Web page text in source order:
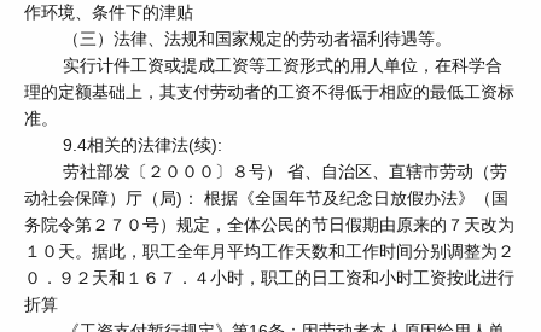
作环境、条件下的津贴
（三）法律、法规和国家规定的劳动者福利待遇等。
实行计件工资或提成工资等工资形式的用人单位，在科学合
理的定额基础上，其支付劳动者的工资不得低于相应的最低工资标
准。
9.4相关的法律法(续):
劳社部发〔２０００〕８号） 省、自治区、直辖市劳动（劳
动社会保障）厅（局)： 根据《全国年节及纪念日放假办法》（国
务院令第２７０号）规定，全体公民的节日假期由原来的７天改为
１０天。据此，职工全年月平均工作天数和工作时间分别调整为２
０．９２天和１６７．４小时，职工的日工资和小时工资按此进行
折算